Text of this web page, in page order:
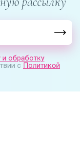
и обработку
с Политикой